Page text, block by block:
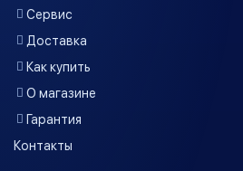
Сервис
Доставка
Как купить
О магазине
Гарантия
Контакты